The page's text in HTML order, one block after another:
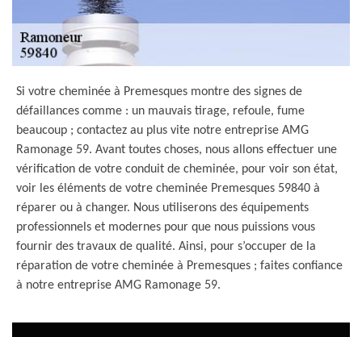
Si votre cheminée à Premesques montre des signes de
défaillances comme : un mauvais tirage, refoule, fume
beaucoup ; contactez au plus vite notre entreprise AMG
Ramonage 59. Avant toutes choses, nous allons effectuer une
vérification de votre conduit de cheminée, pour voir son état,
voir les éléments de votre cheminée Premesques 59840 à
réparer ou à changer. Nous utiliserons des équipements
professionnels et modernes pour que nous puissions vous
fournir des travaux de qualité. Ainsi, pour s’occuper de la
réparation de votre cheminée à Premesques ; faites confiance
à notre entreprise AMG Ramonage 59.